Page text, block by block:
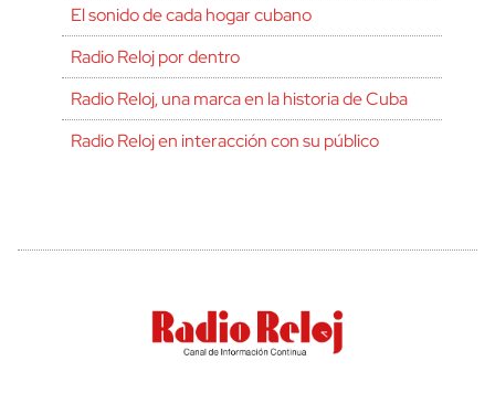
El sonido de cada hogar cubano
Radio Reloj por dentro
Radio Reloj, una marca en la historia de Cuba
Radio Reloj en interacción con su público